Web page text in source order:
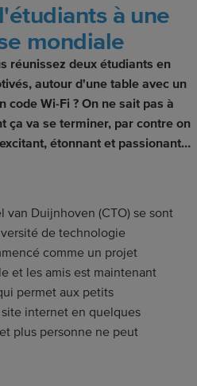
à une
mondiale
réunissez deux étudiants en
autour d'une table avec un
code Wi-Fi ? On ne sait pas à
ça va se terminer, par contre on
étonnant et passionant…
van Duijnhoven (CTO) se sont
de technologie
comme un projet
et les amis est maintenant
permet aux petits
internet en quelques
plus personne ne peut